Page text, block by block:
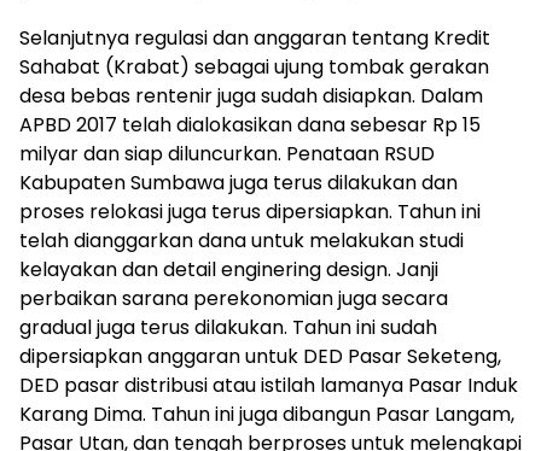
Selanjutnya regulasi dan anggaran tentang Kredit
Sahabat (Krabat) sebagai ujung tombak gerakan
desa bebas rentenir juga sudah disiapkan. Dalam
APBD 2017 telah dialokasikan dana sebesar Rp 15
milyar dan siap diluncurkan. Penataan RSUD
Kabupaten Sumbawa juga terus dilakukan dan
proses relokasi juga terus dipersiapkan. Tahun ini
telah dianggarkan dana untuk melakukan studi
kelayakan dan detail enginering design. Janji
perbaikan sarana perekonomian juga secara
gradual juga terus dilakukan. Tahun ini sudah
dipersiapkan anggaran untuk DED Pasar Seketeng,
DED pasar distribusi atau istilah lamanya Pasar Induk
Karang Dima. Tahun ini juga dibangun Pasar Langam,
Pasar Utan, dan tengah berproses untuk melengkapi